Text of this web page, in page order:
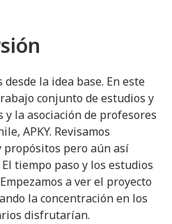
desde la idea base. En este
conjunto de estudios y
la asociación de profesores
APKY. Revisamos
pero aún así
tiempo paso y los estudios
a ver el proyecto
la concentración en los
disfrutarían.